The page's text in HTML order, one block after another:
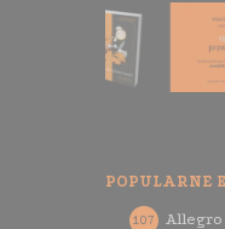
POPULARNE
Allegro
107